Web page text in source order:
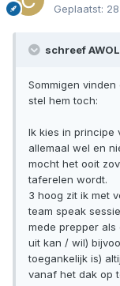
Geplaatst:
schreef
Sommigen
stel hem toch:
Ik kies in principe
allemaal wel en
mocht het ooit
taferelen wordt.
3 hoog zit ik met
team speak
mede prepper
uit kan / wil)
toegankelijk is)
vanaf het dak op